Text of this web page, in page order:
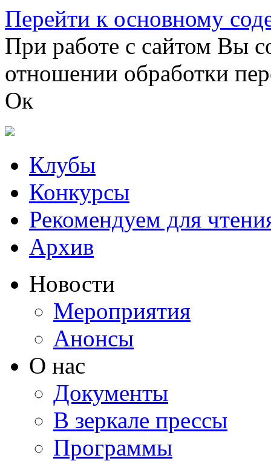
Перейти к основному
При работе с сайтом Вы
отношении обработки
Ок
Клубы
Конкурсы
Рекомендуем для
Архив
Новости
Мероприятия
Анонсы
О нас
Документы
В зеркале прессы
Программы